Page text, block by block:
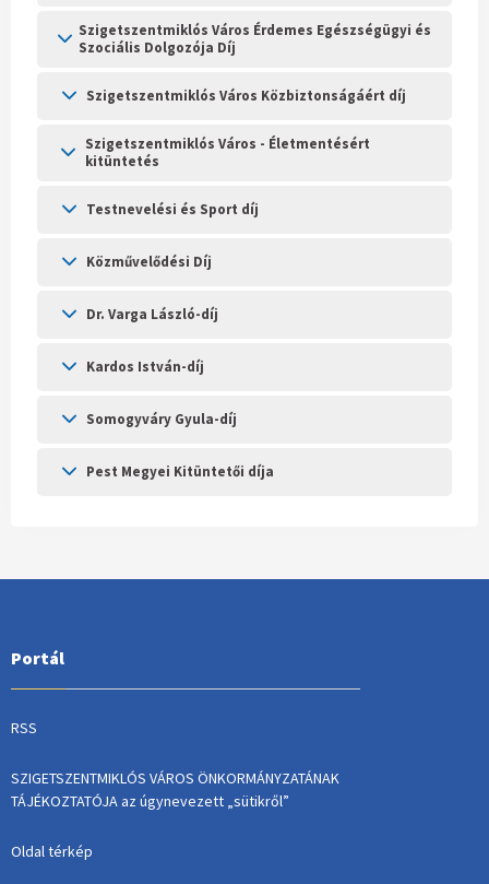
Szigetszentmiklós Város Érdemes Egészségügyi és
Szociális Dolgozója Díj
Szigetszentmiklós Város Közbiztonságáért díj
Szigetszentmiklós Város - Életmentésért
kitüntetés
Testnevelési és Sport díj
Közművelődési Díj
Dr. Varga László-díj
Kardos István-díj
Somogyváry Gyula-díj
Pest Megyei Kitüntetői díja
Portál
RSS
SZIGETSZENTMIKLÓS VÁROS ÖNKORMÁNYZATÁNAK
TÁJÉKOZTATÓJA az úgynevezett „sütikről”
Oldal térkép